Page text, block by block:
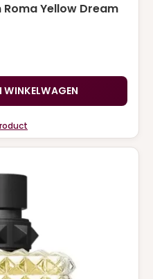
Yellow Dream
WINKELWAGEN